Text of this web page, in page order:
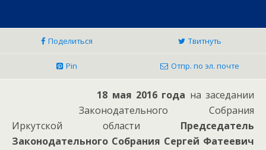
Поделиться Твитнуть
Pin Отпр. по эл. почте
18 мая 2016 года на заседании
Законодательного Собрания
Иркутской области Председатель
Законодательного Собрания Сергей Фатеевич